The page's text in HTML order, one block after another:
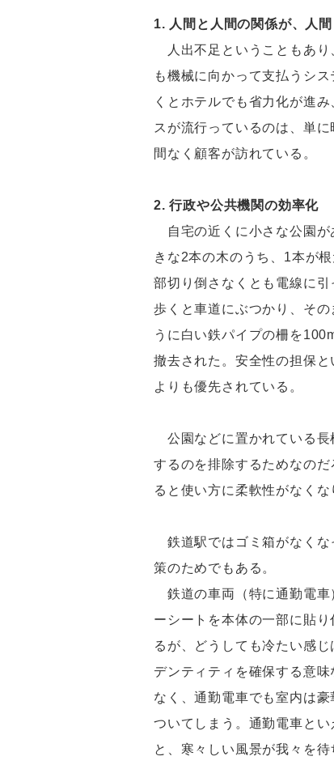
1. 人間と人間の関係が、人
人出不足ということもあり
も機械に向かって支払うシ
くとホテルでも省力化が進
スが流行っているのは、単
間なく顧客が訪れている。
2. 行政や公共機関の効率化
自宅の近くに小さな公園が
きな2本の木のうち、1本が
部切り倒さなくとも電線に
歩くと車道にぶつかり、そ
うに白い鉄パイプの柵を
撤去された。安全性の担保
よりも優先されている。
公園などに置かれている長
するのを排除するためなの
ると使い方に柔軟性がなく
鉄道駅ではゴミ箱がなくな
策のためでもある。
鉄道の車両（特に通勤電車
ーシートを本体の一部に貼
るが、どうしても冷たい感
デンティティを確保する意
なく、通勤電車でも室内は
ついてしまう。通勤電車と
と、寒々しい風景が我々を待